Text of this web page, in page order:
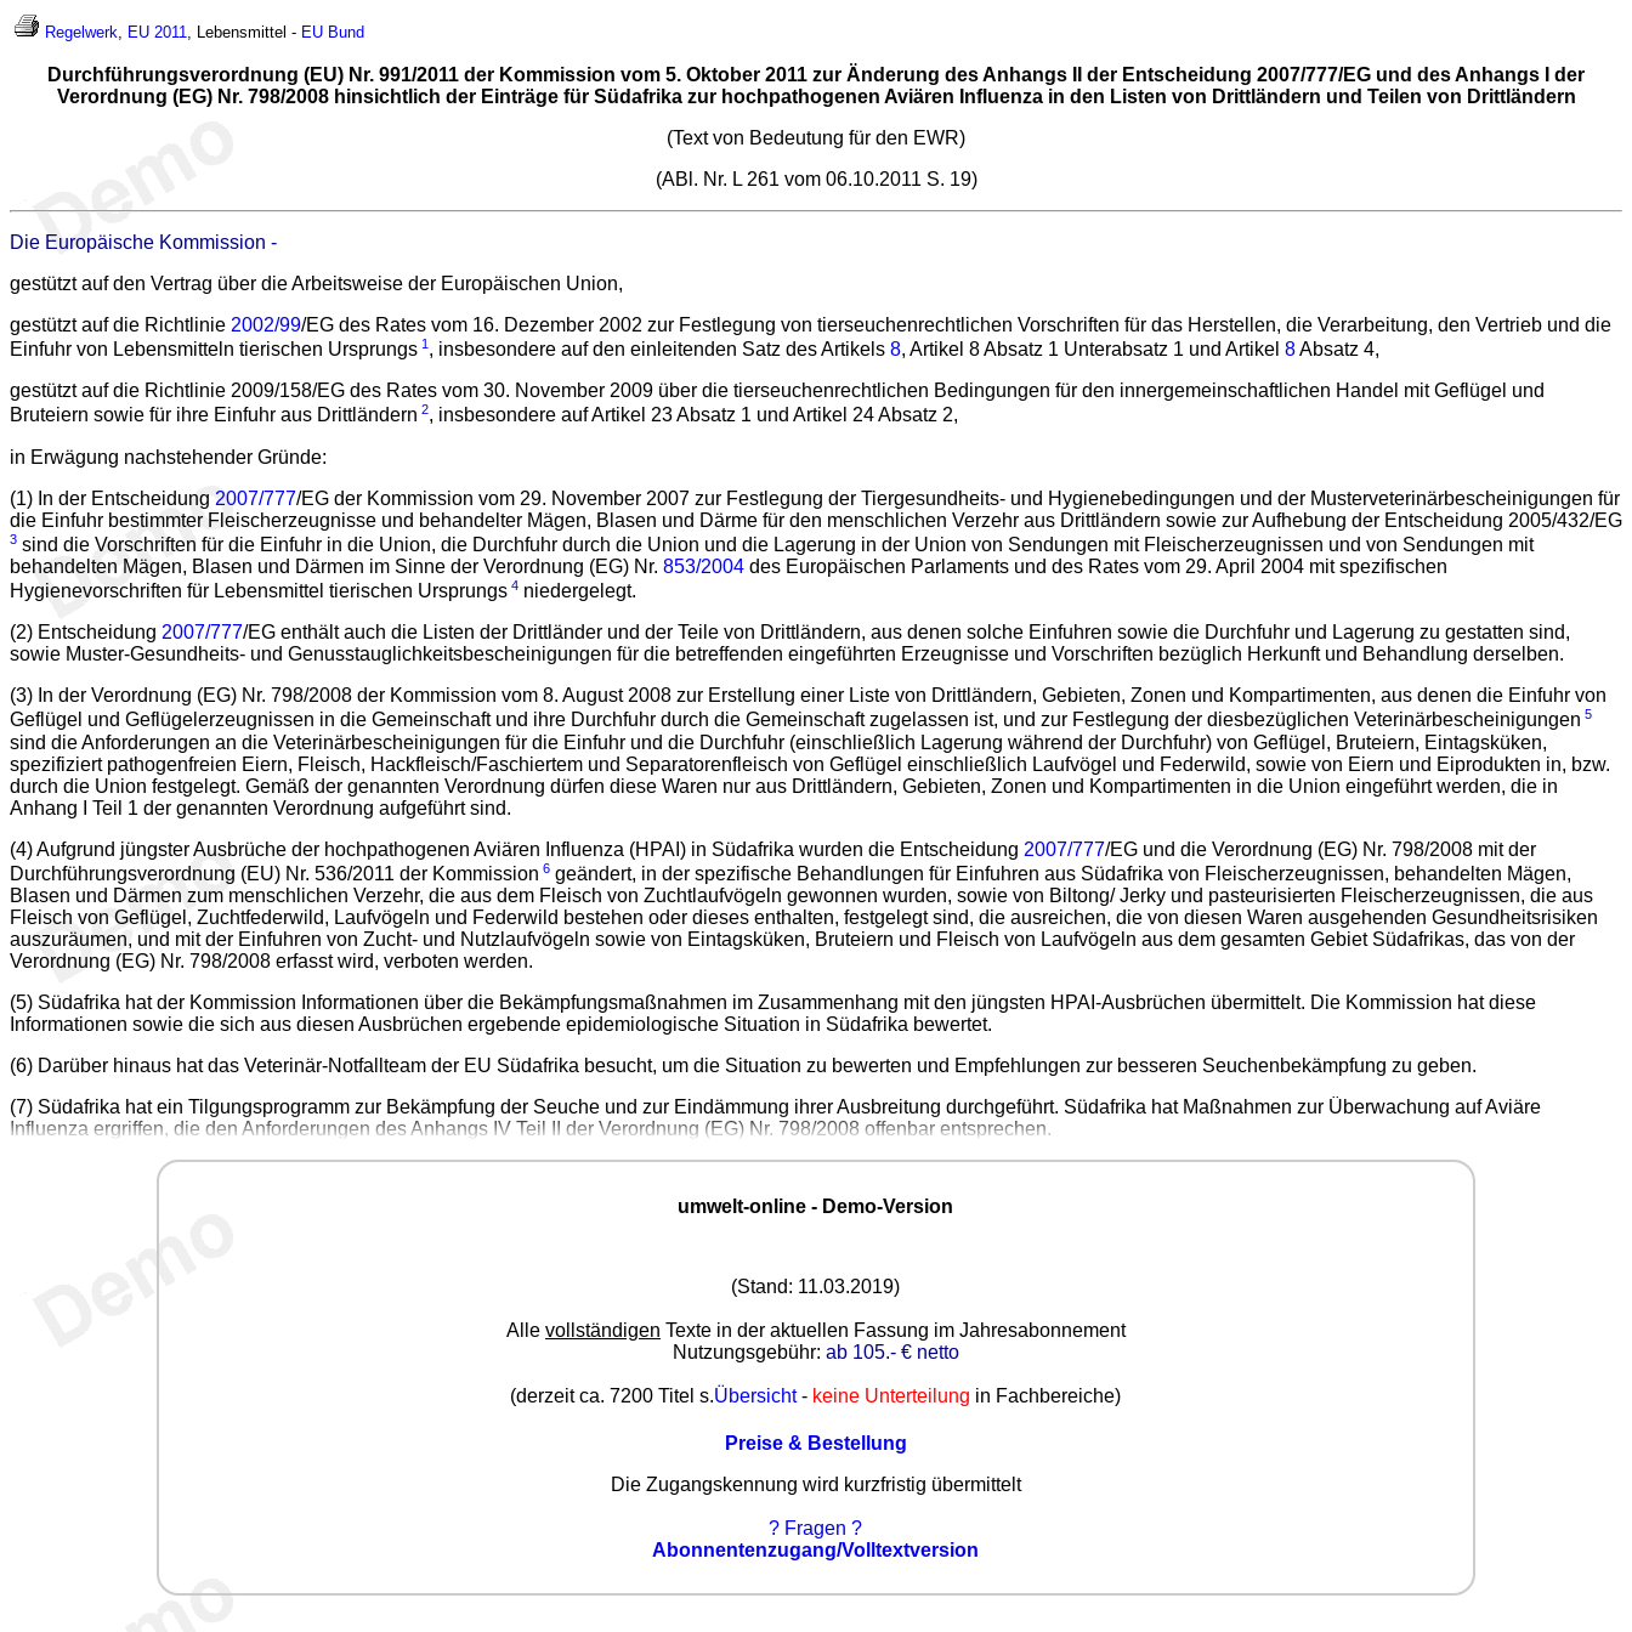
Regelwerk, EU 2011, Lebensmittel - EU Bund
Durchführungsverordnung (EU) Nr. 991/2011 der Kommission vom 5. Oktober 2011 zur Änderung des Anhangs II der Entscheidung 2007/777/EG und des Anhangs I der
Verordnung (EG) Nr. 798/2008 hinsichtlich der Einträge für Südafrika zur hochpathogenen Aviären Influenza in den Listen von Drittländern und Teilen von Drittländern
(Text von Bedeutung für den EWR)
(ABl. Nr. L 261 vom 06.10.2011 S. 19)
Die Europäische Kommission -
gestützt auf den Vertrag über die Arbeitsweise der Europäischen Union,
gestützt auf die Richtlinie 2002/99/EG des Rates vom 16. Dezember 2002 zur Festlegung von tierseuchenrechtlichen Vorschriften für das Herstellen, die Verarbeitung, den Vertrieb und die
Einfuhr von Lebensmitteln tierischen Ursprungs 1 , insbesondere auf den einleitenden Satz des Artikels 8, Artikel 8 Absatz 1 Unterabsatz 1 und Artikel 8Absatz 4,
gestützt auf die Richtlinie 2009/158/EG des Rates vom 30. November 2009 über die tierseuchenrechtlichen Bedingungen für den innergemeinschaftlichen Handel mit Geflügel und
Bruteiern sowie für ihre Einfuhr aus Drittländern 2, insbesondere auf Artikel 23 Absatz 1 und Artikel 24 Absatz 2,
in Erwägung nachstehender Gründe:
(1) In der Entscheidung 2007/777/EG der Kommission vom 29. November 2007 zur Festlegung der Tiergesundheits- und Hygienebedingungen und der Musterveterinärbescheinigungen für
die Einfuhr bestimmter Fleischerzeugnisse und behandelter Mägen, Blasen und Därme für den menschlichen Verzehr aus Drittländern sowie zur Aufhebung der Entscheidung 2005/432/EG
3 sind die Vorschriften für die Einfuhr in die Union, die Durchfuhr durch die Union und die Lagerung in der Union von Sendungen mit Fleischerzeugnissen und von Sendungen mit
behandelten Mägen, Blasen und Därmen im Sinne der Verordnung (EG) Nr. 853/2004 des Europäischen Parlaments und des Rates vom 29. April 2004 mit spezifischen
Hygienevorschriften für Lebensmittel tierischen Ursprungs 4 niedergelegt.
(2) Entscheidung 2007/777/EG enthält auch die Listen der Drittländer und der Teile von Drittländern, aus denen solche Einfuhren sowie die Durchfuhr und Lagerung zu gestatten sind,
sowie Muster-Gesundheits- und Genusstauglichkeitsbescheinigungen für die betreffenden eingeführten Erzeugnisse und Vorschriften bezüglich Herkunft und Behandlung derselben.
(3) In der Verordnung (EG) Nr. 798/2008 der Kommission vom 8. August 2008 zur Erstellung einer Liste von Drittländern, Gebieten, Zonen und Kompartimenten, aus denen die Einfuhr von
Geflügel und Geflügelerzeugnissen in die Gemeinschaft und ihre Durchfuhr durch die Gemeinschaft zugelassen ist, und zur Festlegung der diesbezüglichen Veterinärbescheinigungen 5
sind die Anforderungen an die Veterinärbescheinigungen für die Einfuhr und die Durchfuhr (einschließlich Lagerung während der Durchfuhr) von Geflügel, Bruteiern, Eintagsküken,
spezifiziert pathogenfreien Eiern, Fleisch, Hackfleisch/Faschiertem und Separatorenfleisch von Geflügel einschließlich Laufvögel und Federwild, sowie von Eiern und Eiprodukten in, bzw.
durch die Union festgelegt. Gemäß der genannten Verordnung dürfen diese Waren nur aus Drittländern, Gebieten, Zonen und Kompartimenten in die Union eingeführt werden, die in
Anhang I Teil 1 der genannten Verordnung aufgeführt sind.
(4) Aufgrund jüngster Ausbrüche der hochpathogenen Aviären Influenza (HPAI) in Südafrika wurden die Entscheidung 2007/777/EG und die Verordnung (EG) Nr. 798/2008 mit der
Durchführungsverordnung (EU) Nr. 536/2011 der Kommission 6 geändert, in der spezifische Behandlungen für Einfuhren aus Südafrika von Fleischerzeugnissen, behandelten Mägen,
Blasen und Därmen zum menschlichen Verzehr, die aus dem Fleisch von Zuchtlaufvögeln gewonnen wurden, sowie von Biltong/ Jerky und pasteurisierten Fleischerzeugnissen, die aus
Fleisch von Geflügel, Zuchtfederwild, Laufvögeln und Federwild bestehen oder dieses enthalten, festgelegt sind, die ausreichen, die von diesen Waren ausgehenden Gesundheitsrisiken
auszuräumen, und mit der Einfuhren von Zucht- und Nutzlaufvögeln sowie von Eintagsküken, Bruteiern und Fleisch von Laufvögeln aus dem gesamten Gebiet Südafrikas, das von der
Verordnung (EG) Nr. 798/2008 erfasst wird, verboten werden.
(5) Südafrika hat der Kommission Informationen über die Bekämpfungsmaßnahmen im Zusammenhang mit den jüngsten HPAI-Ausbrüchen übermittelt. Die Kommission hat diese
Informationen sowie die sich aus diesen Ausbrüchen ergebende epidemiologische Situation in Südafrika bewertet.
(6) Darüber hinaus hat das Veterinär-Notfallteam der EU Südafrika besucht, um die Situation zu bewerten und Empfehlungen zur besseren Seuchenbekämpfung zu geben.
(7) Südafrika hat ein Tilgungsprogramm zur Bekämpfung der Seuche und zur Eindämmung ihrer Ausbreitung durchgeführt. Südafrika hat Maßnahmen zur Überwachung auf Aviäre
Influenza ergriffen, die den Anforderungen des Anhangs IV Teil II der Verordnung (EG) Nr. 798/2008 offenbar entsprechen.
umwelt-online - Demo-Version
(Stand: 11.03.2019)
Alle vollständigen Texte in der aktuellen Fassung im Jahresabonnement
Nutzungsgebühr: ab 105.- € netto
(derzeit ca. 7200 Titel s.Übersicht- keine Unterteilung in Fachbereiche)
Preise & Bestellung
Die Zugangskennung wird kurzfristig übermittelt
? Fragen ?
Abonnentenzugang/Volltextversion